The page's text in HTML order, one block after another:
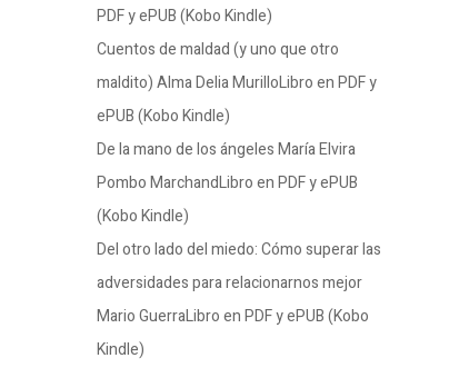
PDF y ePUB (Kobo Kindle)
Cuentos de maldad (y uno que otro
maldito) Alma Delia MurilloLibro en PDF y
ePUB (Kobo Kindle)
De la mano de los ángeles María Elvira
Pombo MarchandLibro en PDF y ePUB
(Kobo Kindle)
Del otro lado del miedo: Cómo superar las
adversidades para relacionarnos mejor
Mario GuerraLibro en PDF y ePUB (Kobo
Kindle)